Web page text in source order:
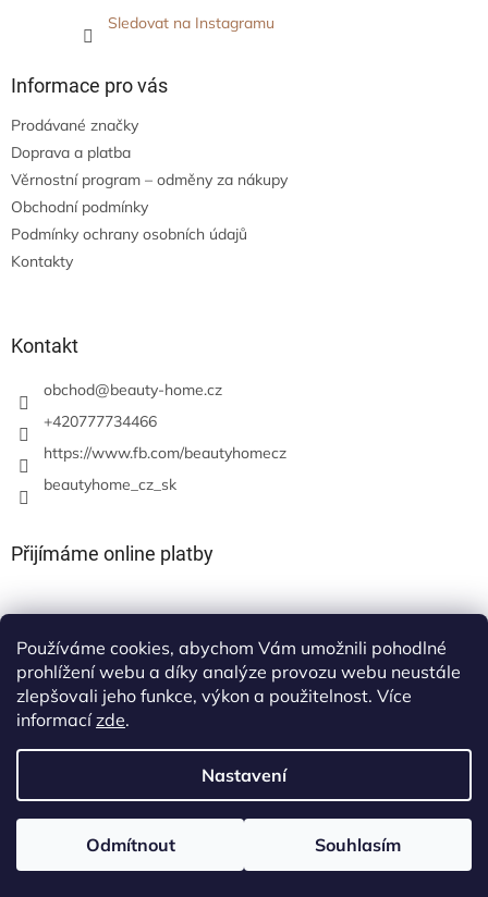
Používáme cookies, abychom Vám umožnili pohodlné
prohlížení webu a díky analýze provozu webu neustále
zlepšovali jeho funkce, výkon a použitelnost. Více
informacízde.
Nastavení
Odmítnout Souhlasím
Sledovat na Instagramu
Informace pro vás
Prodávané značky
Doprava a platba
Věrnostní program – odměny za nákupy
Obchodní podmínky
Podmínky ochrany osobních údajů
Kontakty
Kontakt
obchod@beauty-home.cz
+420777734466
https://www.fb.com/beautyhomecz
beautyhome_cz_sk
Přijímáme online platby
Vytvořil Shoptet
Copyright 2026beauty-home . Všechna práva vyhrazena.